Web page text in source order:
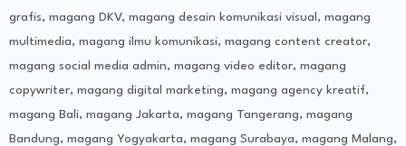
grafis, magang DKV, magang desain komunikasi visual, magang
multimedia, magang ilmu komunikasi, magang content creator,
magang social media admin, magang video editor, magang
copywriter, magang digital marketing, magang agency kreatif,
magang Bali, magang Jakarta, magang Tangerang, magang
Bandung, magang Yogyakarta, magang Surabaya, magang Malang,